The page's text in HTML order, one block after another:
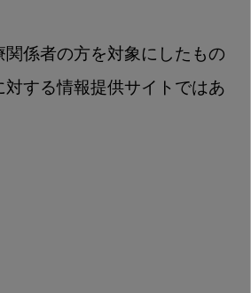
関係者の方を対象にしたもの
対する情報提供サイトではあ